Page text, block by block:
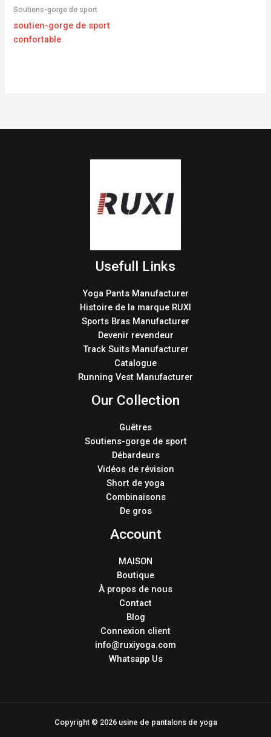
Soutiens-gorge de sport
soutien-gorge de sport
confortable
Usefull Links
Yoga Pants Manufacturer
Histoire de la marque RUXI
Sports Bras Manufacturer
Devenir revendeur
Track Suits Manufacturer
Catalogue
Running Vest Manufacturer
Our Collection
Guêtres
Soutiens-gorge de sport
Débardeurs
Vidéos de révision
Short de yoga
Combinaisons
De gros
Account
MAISON
Boutique
À propos de nous
Contact
Blog
Connexion client
info@ruxiyoga.com
Whatsapp Us
Copyright © 2026 usine de pantalons de yoga